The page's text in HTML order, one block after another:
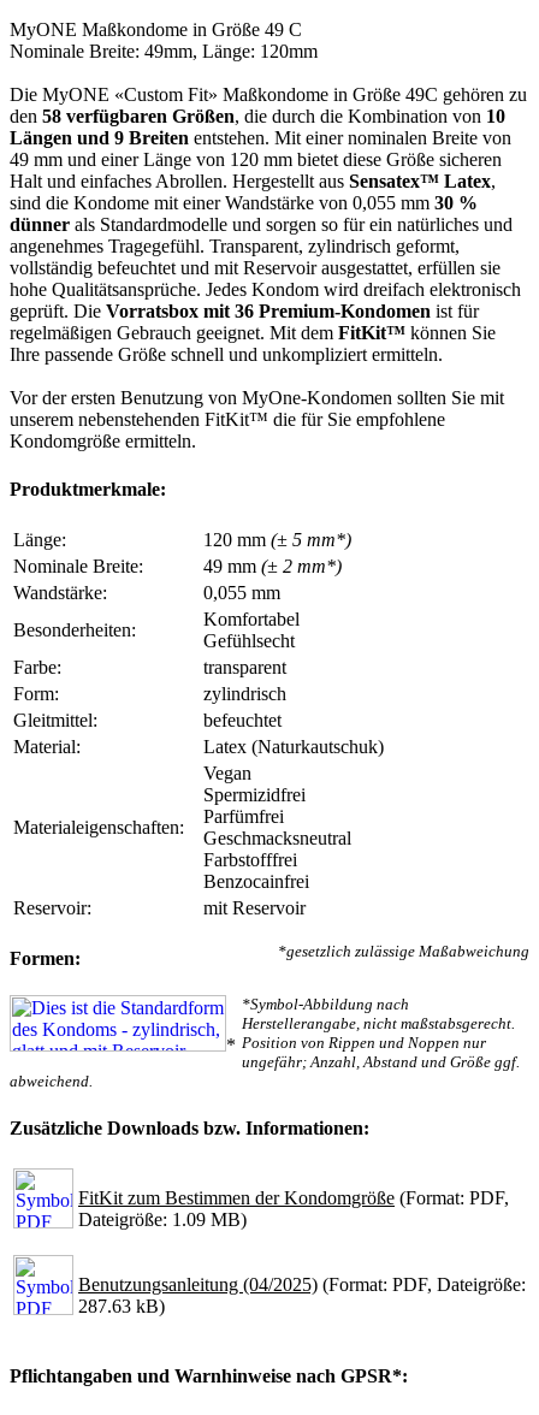
MyONE Maßkondome in Größe 49 C
Nominale Breite: 49mm, Länge: 120mm
Die MyONE «Custom Fit» Maßkondome in Größe 49C gehören zu
den 58 verfügbaren Größen, die durch die Kombination von 10
Längen und 9 Breiten entstehen. Mit einer nominalen Breite von
49 mm und einer Länge von 120 mm bietet diese Größe sicheren
Halt und einfaches Abrollen. Hergestellt aus Sensatex™ Latex,
sind die Kondome mit einer Wandstärke von 0,055 mm 30 %
dünner als Standardmodelle und sorgen so für ein natürliches und
angenehmes Tragegefühl. Transparent, zylindrisch geformt,
vollständig befeuchtet und mit Reservoir ausgestattet, erfüllen sie
hohe Qualitätsansprüche. Jedes Kondom wird dreifach elektronisch
geprüft. Die Vorratsbox mit 36 Premium-Kondomen ist für
regelmäßigen Gebrauch geeignet. Mit dem FitKit™ können Sie
Ihre passende Größe schnell und unkompliziert ermitteln.
Vor der ersten Benutzung von MyOne-Kondomen sollten Sie mit
unserem nebenstehenden FitKit™ die für Sie empfohlene
Kondomgröße ermitteln.
Produktmerkmale:
Länge: 120 mm (± 5 mm*)
Nominale Breite:
49 mm (± 2 mm*)
Wandstärke:
0,055 mm
Besonderheiten:
Komfortabel
Gefühlsecht
Farbe:
transparent
Form:
zylindrisch
Gleitmittel:
befeuchtet
Material:
Latex (Naturkautschuk)
Materialeigenschaften:
Vegan
Spermizidfrei
Parfümfrei
Geschmacksneutral
Farbstofffrei
Benzocainfrei
Reservoir:
mit Reservoir
*gesetzlich zulässige Maßabweichung
Formen:
*
*Symbol-Abbildung nach
Herstellerangabe, nicht maßstabsgerecht.
Position von Rippen und Noppen nur
ungefähr; Anzahl, Abstand und Größe ggf.
abweichend.
Zusätzliche Downloads bzw. Informationen:
FitKit zum Bestimmen der Kondomgröße (Format: PDF,
Dateigröße: 1.09 MB)
Benutzungsanleitung (04/2025) (Format: PDF, Dateigröße:
287.63 kB)
Pflichtangaben und Warnhinweise nach GPSR*: